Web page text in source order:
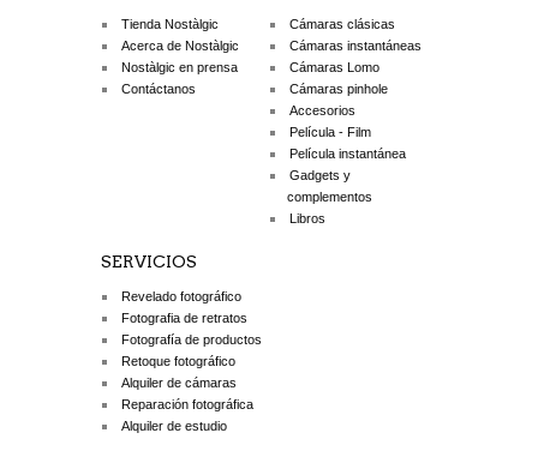
Tienda Nostàlgic
Acerca de Nostàlgic
Nostàlgic en prensa
Contáctanos
Cámaras clásicas
Cámaras instantáneas
Cámaras Lomo
Cámaras pinhole
Accesorios
Película - Film
Película instantánea
Gadgets y
complementos
Libros
SERVICIOS
Revelado fotográfico
Fotografia de retratos
Fotografía de productos
Retoque fotográfico
Alquiler de cámaras
Reparación fotográfica
Alquiler de estudio